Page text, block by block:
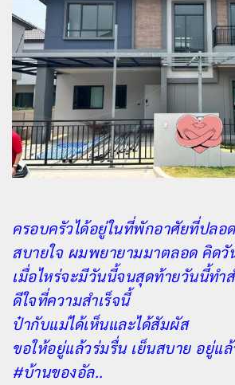
ครอบครัวได้อยู่ในที่พักอาศัยที่ปลอ
สบายใจ ผมพยายามมาตลอด คิดวั
เมื่อไหร่จะมีวันนี้จนสุดท้ายวันนี้ทำ
ดีใจที่ความสำเร็จนี้
ป๋ากับแม่ได้เห็นและได้สัมผัส
ขอให้อยู่แล้วร่มรื่น เย็นสบาย อยู่แ
#บ้านของอัล..